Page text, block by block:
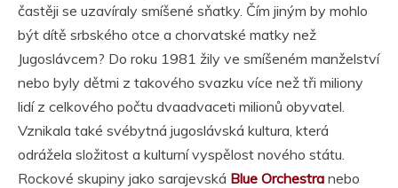
častěji se uzavíraly smíšené sňatky. Čím jiným by mohlo
být dítě srbského otce a chorvatské matky než
Jugoslávcem? Do roku 1981 žily ve smíšeném manželství
nebo byly dětmi z takového svazku více než tři miliony
lidí z celkového počtu dvaadvaceti milionů obyvatel.
Vznikala také svébytná jugoslávská kultura, která
odrážela složitost a kulturní vyspělost nového státu.
Rockové skupiny jako sarajevská Blue Orchestra nebo